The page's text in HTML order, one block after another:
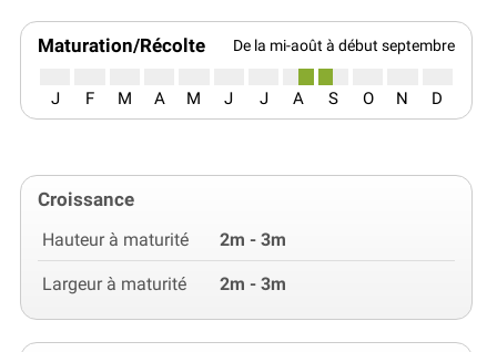
Maturation/Récolte De la mi-août à début septembre
J F M A M J J A S O N D
Croissance
Hauteur à maturité 2m - 3m
Largeur à maturité 2m - 3m